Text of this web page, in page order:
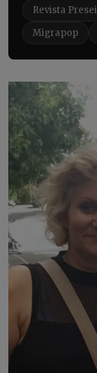
Revista Presei
Migrapop